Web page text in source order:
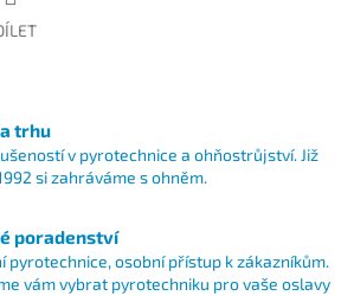
trhu
v pyrotechnice a ohňostrůjství. Již
si zahráváme s ohněm.
poradenství
pyrotechnice, osobní přístup k zákazníkům.
vám vybrat pyrotechniku pro vaše oslavy